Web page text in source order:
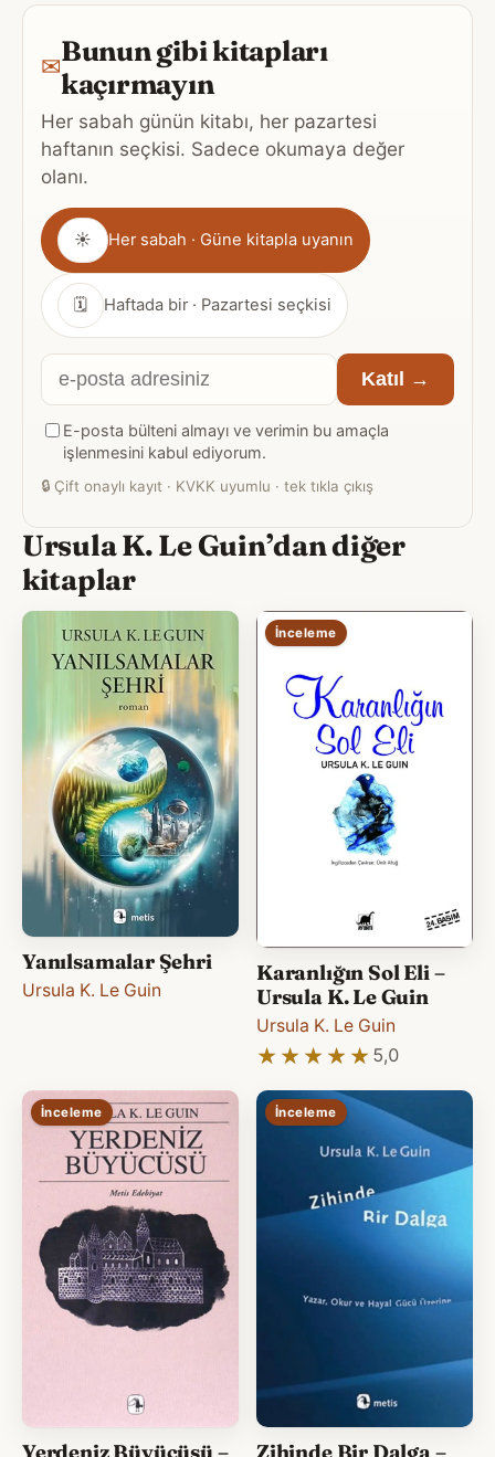
✉Bunun gibi kitapları
kaçırmayın
Her sabah günün kitabı, her pazartesi
haftanın seçkisi. Sadece okumaya değer
olanı.
Gönderim
sıklığı
☀ Her sabah · Güne kitapla uyanın
🗓 Haftada bir · Pazartesi seçkisi
E-
posta
adresiniz
Katıl →
E-posta bülteni almayı ve verimin bu amaçla
işlenmesini kabul ediyorum.
🔒 Çift onaylı kayıt · KVKK uyumlu · tek tıkla çıkış
Ursula K. Le Guin’dan diğer
kitaplar
Yanılsamalar Şehri
Ursula K. Le Guin
İnceleme
Karanlığın Sol Eli –
Ursula K. Le Guin
Ursula K. Le Guin
★★★★★
★★★★★ 5,0
İnceleme İnceleme